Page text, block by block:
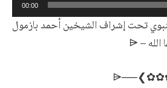
00:00
تحت إشراف الشيخين أحمد بازمول
– ⩤